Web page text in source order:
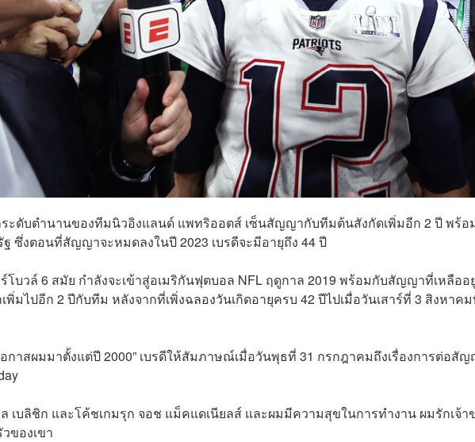
ะดับตำนานของทีมนิวอิงแลนด์ แพทริออตส์ เซ็นสัญญากับทีมต้นสังกัดเพิ่มอีก 2 ปี พร้อ
ซึ่งตอนที่สัญญาจะหมดลงในปี 2023 เบรดีจะมีอายุถึง 44 ปี
โบวล์ 6 สมัย กำลังจะเข้าสู่อเมริกันฟุตบอล NFL ฤดูกาล 2019 พร้อมกับสัญญาที่เหลืออ
มไปอีก 2 ปีกับทีม หลังจากที่เพิ่งฉลองวันเกิดอายุครบ 42 ปีไปเมื่อวันเสาร์ที่ 3 สิงหาค
กาสผมมาตั้งแต่ปี 2000” เบรดีให้สัมภาษณ์เมื่อวันพุธที่ 31 กรกฎาคมถึงเรื่องการต่อสั
เบลิชิก และโค้ชเกมรุก จอช แม็คแดเนียลส์ และผมมีความสุขในการทำงาน ผมรักเจ้า
ของเขา